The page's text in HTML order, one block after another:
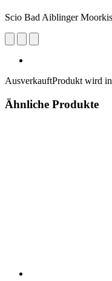
Scio Bad Aiblinger
AusverkauftProdukt wird in
Ähnliche Produkte